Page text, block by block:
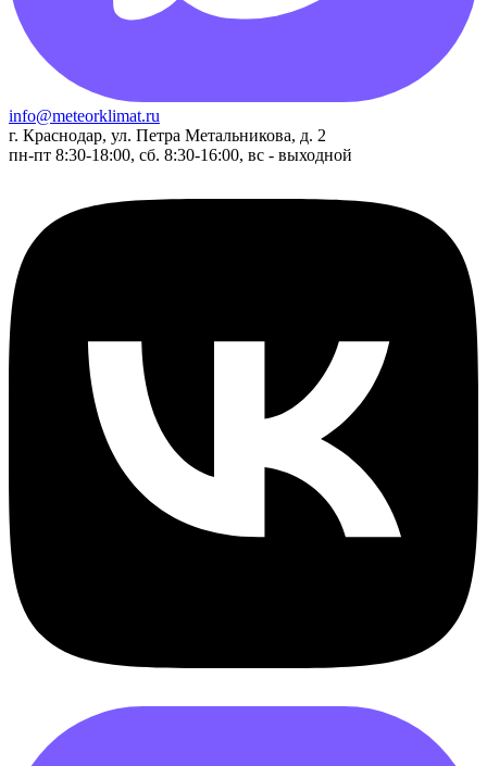
info@meteorklimat.ru
г. Краснодар, ул. Петра Метальникова, д. 2
пн-пт 8:30-18:00, сб. 8:30-16:00, вс - выходной